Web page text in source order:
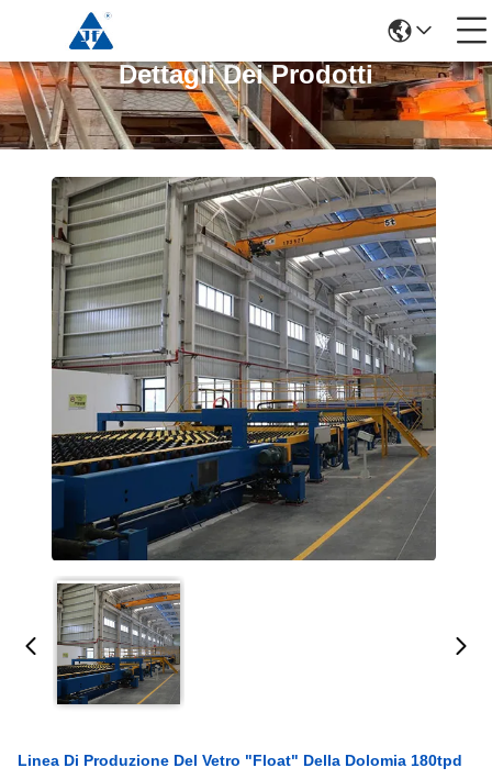
Dettagli Dei Prodotti
Linea Di Produzione Del Vetro "float" Della Dolomia 180tpd